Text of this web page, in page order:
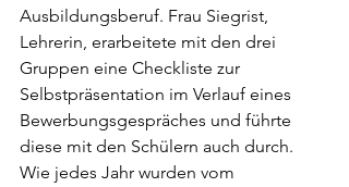
Ausbildungsberuf. Frau Siegrist,
Lehrerin, erarbeitete mit den drei
Gruppen eine Checkliste zur
Selbstpräsentation im Verlauf eines
Bewerbungsgespräches und führte
diese mit den Schülern auch durch.
Wie jedes Jahr wurden vom